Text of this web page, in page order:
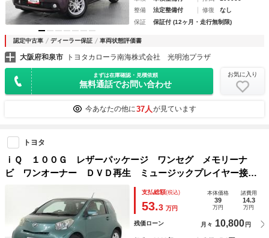
整備
法定整備付 修復
なし
保証
保証付 (12ヶ月・走行無制限)
認定中古車 ディーラー保証 車両状態評価書
大阪府和泉市 トヨタカローラ南海株式会社 光明池プラザ
まずは在庫確認・見積依頼
無料通話でお問い合わせ
お気に入り
今あなたの他に37人 が見ています
トヨタ
ｉＱ １００Ｇ レザーパッケージ ワンセグ メモリーナ
ビ ワンオーナー ＤＶＤ再生 ミュージックプレイヤー接続
可 記録簿 安全装備 ナビ＆ＴＶ ＣＤ アルミホイール
盗難防止装置 スマートキー キーレス
支払総額(税込)
53.3 万円
本体価格
39
万円
諸費用
14.3
万円
残価ローン 月々 10,800 円